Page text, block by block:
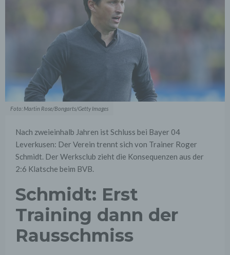
Foto: Martin Rose/Bongarts/Getty Images
Nach zweieinhalb Jahren ist Schluss bei Bayer 04
Leverkusen: Der Verein trennt sich von Trainer Roger
Schmidt. Der Werksclub zieht die Konsequenzen aus der
2:6 Klatsche beim BVB.
Schmidt: Erst
Training dann der
Rausschmiss